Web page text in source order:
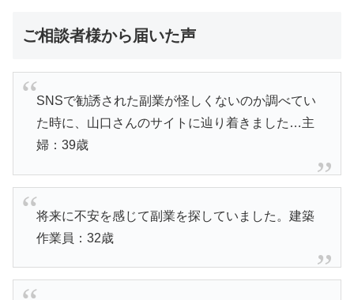
ご相談者様から届いた声
SNSで勧誘された副業が怪しくないのか調べてい
た時に、山口さんのサイトに辿り着きました…主
婦：39歳
将来に不安を感じて副業を探していました。建築
作業員：32歳